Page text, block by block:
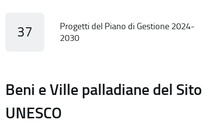
37
Progetti del Piano di Gestione 2024-
2030
Beni e Ville palladiane del Sito
UNESCO